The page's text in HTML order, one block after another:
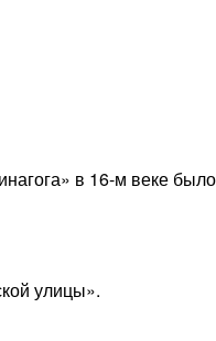
в 16-м веке
улицы».